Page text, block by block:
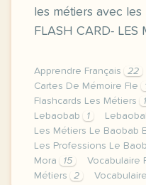
les métiers avec
FLASH CARD- LES
Apprendre Français 22
Cartes De Mémoire Fle
Flashcards Les Métiers
1
Lebaobab
1
Les Métiers Le Baobab
Les Professions Le
Mora
15 Vocabulaire
Métiers
2